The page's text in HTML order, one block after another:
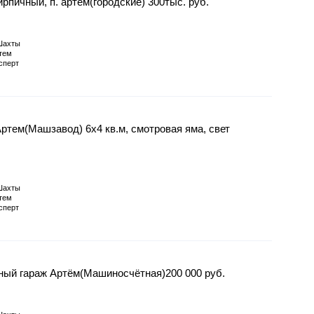
6х4 кв.м, смотровая яма, свет
гараж Артём(Машиносчётная)200 000 руб.